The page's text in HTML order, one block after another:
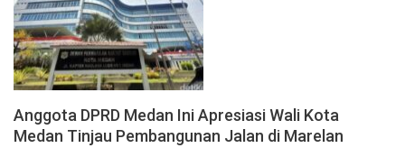
Anggota DPRD Medan Ini Apresiasi Wali Kota
Medan Tinjau Pembangunan Jalan di Marelan